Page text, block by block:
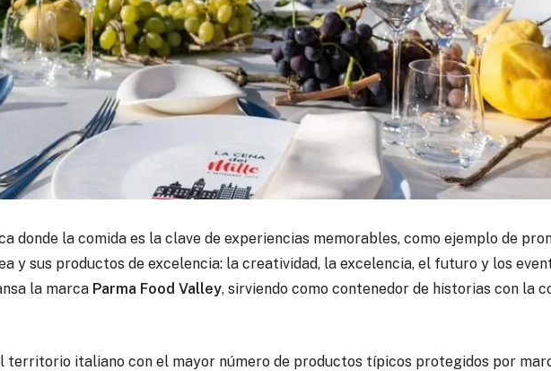
donde la comida es la clave de experiencias memorables, como ejemplo de
y sus productos de excelencia: la creatividad, la excelencia, el futuro y los
la marca Parma Food Valley, sirviendo como contenedor de historias con la
territorio italiano con el mayor número de productos típicos protegidos por